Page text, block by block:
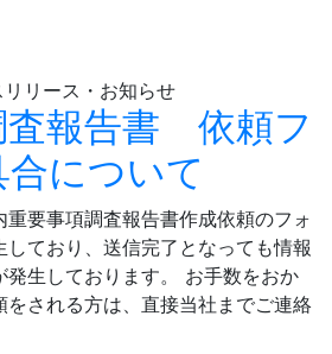
リリース・お知らせ
査報告書 依頼フ
について
要事項調査報告書作成依頼のフォ
ており、送信完了となっても情報
発生しております。 お手数をおか
をされる方は、直接当社までご連絡